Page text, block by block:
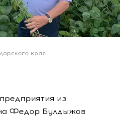
края
из
Федор Булдыжов